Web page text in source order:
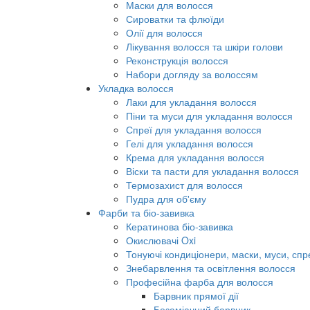
Маски для волосся
Сироватки та флюїди
Олії для волосся
Лікування волосся та шкіри голови
Реконструкція волосся
Набори догляду за волоссям
Укладка волосся
Лаки для укладання волосся
Піни та муси для укладання волосся
Спреї для укладання волосся
Гелі для укладання волосся
Крема для укладання волосся
Віски та пасти для укладання волосся
Термозахист для волосся
Пудра для об'єму
Фарби та біо-завивка
Кератинова біо-завивка
Окислювачі Oxi
Тонуючі кондиціонери, маски, муси,
Знебарвлення та освітлення волосся
Професійна фарба для волосся
Барвник прямої дії